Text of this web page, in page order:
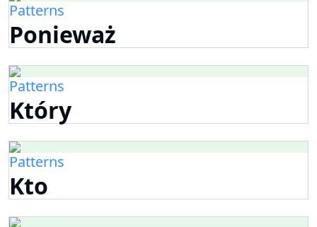
Patterns
Ponieważ
Patterns
Który
Patterns
Kto